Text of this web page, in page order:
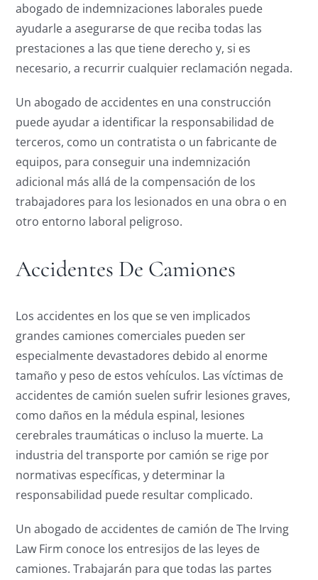
abogado de indemnizaciones laborales puede
ayudarle a asegurarse de que reciba todas las
prestaciones a las que tiene derecho y, si es
necesario, a recurrir cualquier reclamación negada.
Un abogado de accidentes en una construcción
puede ayudar a identificar la responsabilidad de
terceros, como un contratista o un fabricante de
equipos, para conseguir una indemnización
adicional más allá de la compensación de los
trabajadores para los lesionados en una obra o en
otro entorno laboral peligroso.
Accidentes De Camiones
Los accidentes en los que se ven implicados
grandes camiones comerciales pueden ser
especialmente devastadores debido al enorme
tamaño y peso de estos vehículos. Las víctimas de
accidentes de camión suelen sufrir lesiones graves,
como daños en la médula espinal, lesiones
cerebrales traumáticas o incluso la muerte. La
industria del transporte por camión se rige por
normativas específicas, y determinar la
responsabilidad puede resultar complicado.
Un abogado de accidentes de camión de The Irving
Law Firm conoce los entresijos de las leyes de
camiones. Trabajarán para que todas las partes